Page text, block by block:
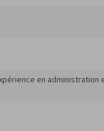
en administration